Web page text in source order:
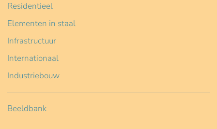
Residentieel
Elementen in staal
Infrastructuur
Internationaal
Industriebouw
Beeldbank